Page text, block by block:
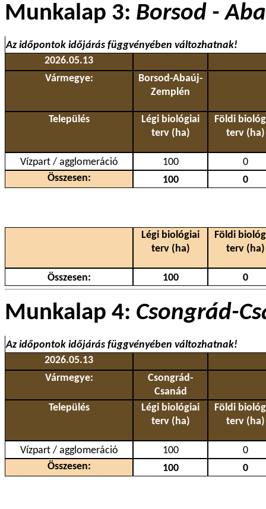
Munkalap 3: Borsod -
Az időpontok időjárás függvényében változhatnak!
2026.05.13
Vármegye:
Borsod-Abaúj-
Zemplén
Település
Légi biológiai
terv (ha)
Földi
terv (ha)
Vízpart / agglomeráció 100
0
Összesen:
100 0
Légi biológiai
terv (ha)
Földi
terv (ha)
Összesen: 100 0
Munkalap 4: Csongrád-
Az időpontok időjárás függvényében változhatnak!
2026.05.13
Vármegye:
Csongrád-
Csanád
Település
Légi biológiai
terv (ha)
Földi
terv (ha)
Vízpart / agglomeráció 100
0
Összesen:
100 0